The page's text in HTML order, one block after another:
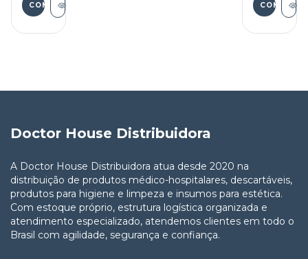
Doctor House Distribuidora
A Doctor House Distribuidora atua desde 2020 na
distribuição de produtos médico-hospitalares, descartáveis,
produtos para higiene e limpeza e insumos para estética.
Com estoque próprio, estrutura logística organizada e
atendimento especializado, atendemos clientes em todo o
Brasil com agilidade, segurança e confiança.